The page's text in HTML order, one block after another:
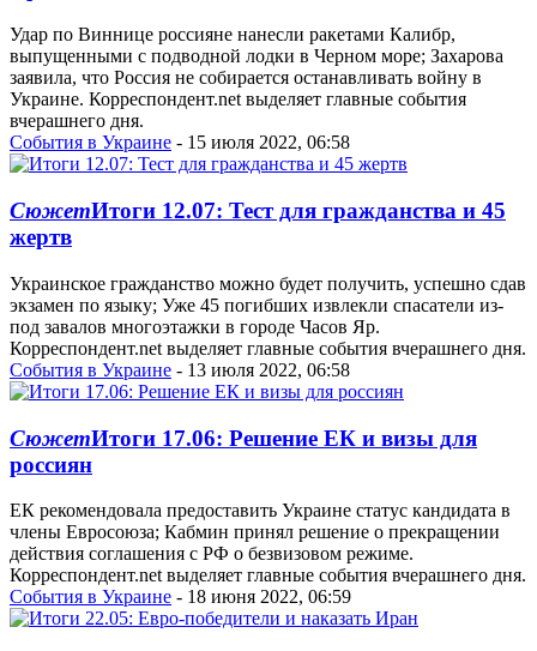
Удар по Виннице россияне нанесли ракетами Калибр,
выпущенными с подводной лодки в Черном море; Захарова
заявила, что Россия не собирается останавливать войну в
Украине. Корреспондент.net выделяет главные события
вчерашнего дня.
События в Украине - 15 июля 2022, 06:58
СюжетИтоги 12.07: Тест для гражданства и 45
жертв
Украинское гражданство можно будет получить, успешно сдав
экзамен по языку; Уже 45 погибших извлекли спасатели из-
под завалов многоэтажки в городе Часов Яр.
Корреспондент.net выделяет главные события вчерашнего дня.
События в Украине - 13 июля 2022, 06:58
СюжетИтоги 17.06: Решение ЕК и визы для
россиян
ЕК рекомендовала предоставить Украине статус кандидата в
члены Евросоюза; Кабмин принял решение о прекращении
действия соглашения с РФ о безвизовом режиме.
Корреспондент.net выделяет главные события вчерашнего дня.
События в Украине - 18 июня 2022, 06:59